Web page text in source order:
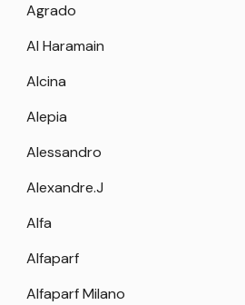
Agrado
Al Haramain
Alcina
Alepia
Alessandro
Alexandre.J
Alfa
Alfaparf
Alfaparf Milano